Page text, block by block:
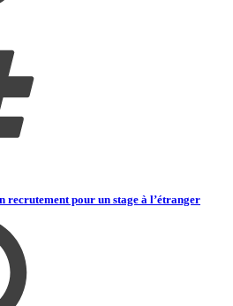
recrutement pour un stage à l’étranger